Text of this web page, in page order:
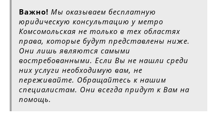
Важно! Мы оказываем бесплатную
юридическую консультацию у метро
Комсомольская не только в тех областях
права, которые будут представлены ниже.
Они лишь являются самыми
востребованными. Если Вы не нашли среди
них услуги необходимую вам, не
переживайте. Обращайтесь к нашим
специалистам. Они всегда придут к Вам на
помощь.